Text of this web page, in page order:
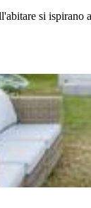
si